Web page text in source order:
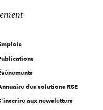
des solutions RSE
aux newsletters